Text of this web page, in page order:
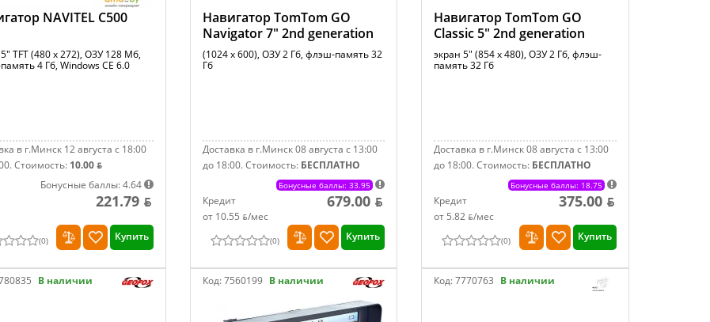
NAVITEL C500
TFT (480 x 272), ОЗУ 128 Мб,
4 Гб, Windows CE 6.0
в г.Минск 12 августа с 18:00
Стоимость: 10.00 ƃ
Бонусные баллы: 4.64
221.79 ƃ
(0) Купить
Навигатор TomTom GO
Navigator 7" 2nd generation
(1024 x 600), ОЗУ 2 Гб, флэш-память 32
Гб
Доставка в г.Минск 08 августа с 13:00
до 18:00.Стоимость: БЕСПЛАТНО
Бонусные баллы: 33.95
Кредит
от 10.55 ƃ/мec
679.00 ƃ
(0) Купить
Навигатор TomTom GO
Classic 5" 2nd generation
экран 5" (854 x 480), ОЗУ 2 Гб, флэш-
память 32 Гб
Доставка в г.Минск 08 августа с 13:00
до 18:00.Стоимость: БЕСПЛАТНО
Бонусные баллы: 18.75
Кредит
от 5.82 ƃ/мec
375.00 ƃ
(0) Купить
В наличии Код:7560199 В наличии Код:7770763 В наличии